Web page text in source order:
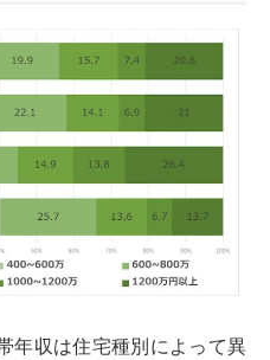
年収は住宅種別によって異